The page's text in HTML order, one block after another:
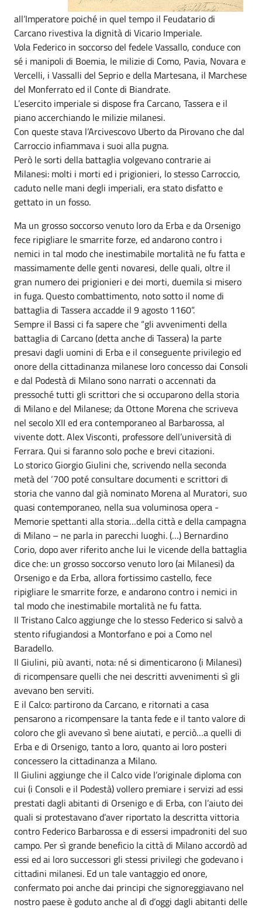
all’Imperatore poiché in quel tempo il Feudatario di
Carcano rivestiva la dignità di Vicario Imperiale.
Vola Federico in soccorso del fedele Vassallo, conduce con
sé i manipoli di Boemia, le milizie di Como, Pavia, Novara e
Vercelli, i Vassalli del Seprio e della Martesana, il Marchese
del Monferrato ed il Conte di Biandrate.
L’esercito imperiale si dispose fra Carcano, Tassera e il
piano accerchiando le milizie milanesi.
Con queste stava l’Arcivescovo Uberto da Pirovano che dal
Carroccio infiammava i suoi alla pugna.
Però le sorti della battaglia volgevano contrarie ai
Milanesi: molti i morti ed i prigionieri, lo stesso Carroccio,
caduto nelle mani degli imperiali, era stato disfatto e
gettato in un fosso.
Ma un grosso soccorso venuto loro da Erba e da Orsenigo
fece ripigliare le smarrite forze, ed andarono contro i
nemici in tal modo che inestimabile mortalità ne fu fatta e
massimamente delle genti novaresi, delle quali, oltre il
gran numero dei prigionieri e dei morti, duemila si misero
in fuga. Questo combattimento, noto sotto il nome di
battaglia di Tassera accadde il 9 agosto 1160”.
Sempre il Bassi ci fa sapere che “gli avvenimenti della
battaglia di Carcano (detta anche di Tassera) la parte
presavi dagli uomini di Erba e il conseguente privilegio ed
onore della cittadinanza milanese loro concesso dai Consoli
e dal Podestà di Milano sono narrati o accennati da
pressoché tutti gli scrittori che si occuparono della storia
di Milano e del Milanese; da Ottone Morena che scriveva
nel secolo XII ed era contemporaneo al Barbarossa, al
vivente dott. Alex Visconti, professore dell’università di
Ferrara. Qui si faranno solo poche e brevi citazioni.
Lo storico Giorgio Giulini che, scrivendo nella seconda
metà del ‘700 poté consultare documenti e scrittori di
storia che vanno dal già nominato Morena al Muratori, suo
quasi contemporaneo, nella sua voluminosa opera -
Memorie spettanti alla storia…della città e della campagna
di Milano – ne parla in parecchi luoghi. (…) Bernardino
Corio, dopo aver riferito anche lui le vicende della battaglia
dice che: un grosso soccorso venuto loro (ai Milanesi) da
Orsenigo e da Erba, allora fortissimo castello, fece
ripigliare le smarrite forze, e andarono contro i nemici in
tal modo che inestimabile mortalità ne fu fatta.
Il Tristano Calco aggiunge che lo stesso Federico si salvò a
stento rifugiandosi a Montorfano e poi a Como nel
Baradello.
Il Giulini, più avanti, nota: né si dimenticarono (i Milanesi)
di ricompensare quelli che nei descritti avvenimenti sì gli
avevano ben serviti.
E il Calco: partirono da Carcano, e ritornati a casa
pensarono a ricompensare la tanta fede e il tanto valore di
coloro che gli avevano sì bene aiutati, e perciò…a quelli di
Erba e di Orsenigo, tanto a loro, quanto ai loro posteri
concessero la cittadinanza a Milano.
Il Giulini aggiunge che il Calco vide l’originale diploma con
cui (i Consoli e il Podestà) vollero premiare i servizi ad essi
prestati dagli abitanti di Orsenigo e di Erba, con l’aiuto dei
quali si protestavano d’aver riportato la descritta vittoria
contro Federico Barbarossa e di essersi impadroniti del suo
campo. Per sì grande beneficio la città di Milano accordò ad
essi ed ai loro successori gli stessi privilegi che godevano i
cittadini milanesi. Ed un tale vantaggio ed onore,
confermato poi anche dai principi che signoreggiavano nel
nostro paese è goduto anche al dì d’oggi dagli abitanti delle